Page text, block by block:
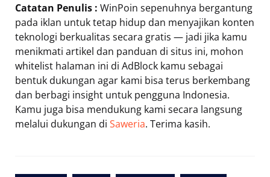
Catatan Penulis : WinPoin sepenuhnya bergantung
pada iklan untuk tetap hidup dan menyajikan konten
teknologi berkualitas secara gratis — jadi jika kamu
menikmati artikel dan panduan di situs ini, mohon
whitelist halaman ini di AdBlock kamu sebagai
bentuk dukungan agar kami bisa terus berkembang
dan berbagi insight untuk pengguna Indonesia.
Kamu juga bisa mendukung kami secara langsung
melalui dukungan di Saweria. Terima kasih.